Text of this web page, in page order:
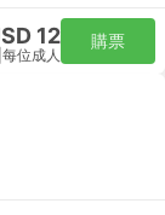
12
每位成人
購票